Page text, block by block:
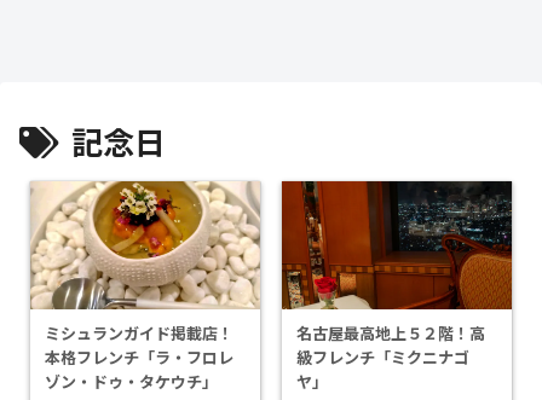
記念日
ミシュランガイド掲載店！
本格フレンチ「ラ・フロレ
ゾン・ドゥ・タケウチ」
名古屋最高地上５２階！高
級フレンチ「ミクニナゴ
ヤ」